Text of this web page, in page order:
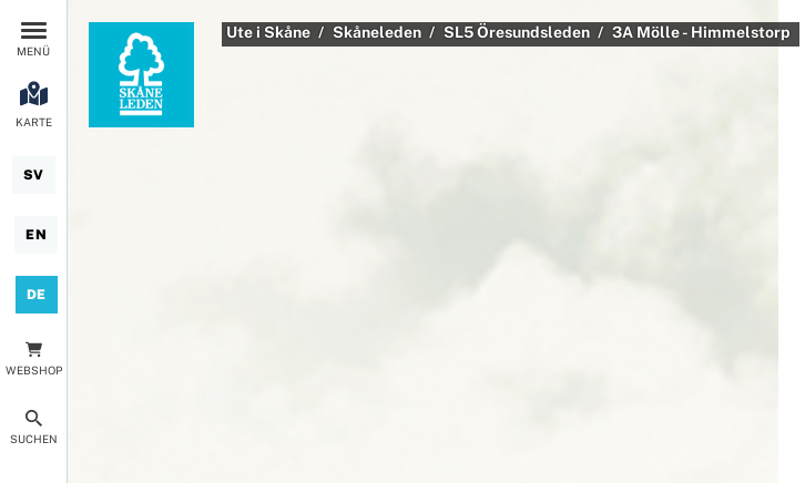
MENÜ
KARTE
SV
EN
DE
WEBSHOP
SUCHEN
Ute i Skåne Skåneleden SL5 Öresundsleden 3A Mölle - Himmelstorp